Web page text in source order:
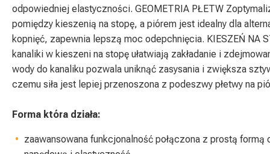
odpowiedniej elastyczności. GEOMETRIA PŁETW
pomiędzy kieszenią na stopę, a piórem jest idealny dla
kopnięć, zapewnia lepszą moc odepchnięcia. KIESZEŃ NA
kanaliki w kieszeni na stopę ułatwiają zakładanie i
wody do kanaliku pozwala uniknąć zasysania i zwiększa
czemu siła jest lepiej przenoszona z podeszwy płetwy na
Forma która działa:
zaawansowana funkcjonalność połączona z prostą formą